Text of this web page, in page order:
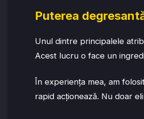
Puterea
Unul dintre principalele
Acest lucru o face un
În experiența mea, am
rapid acționează. Nu doar